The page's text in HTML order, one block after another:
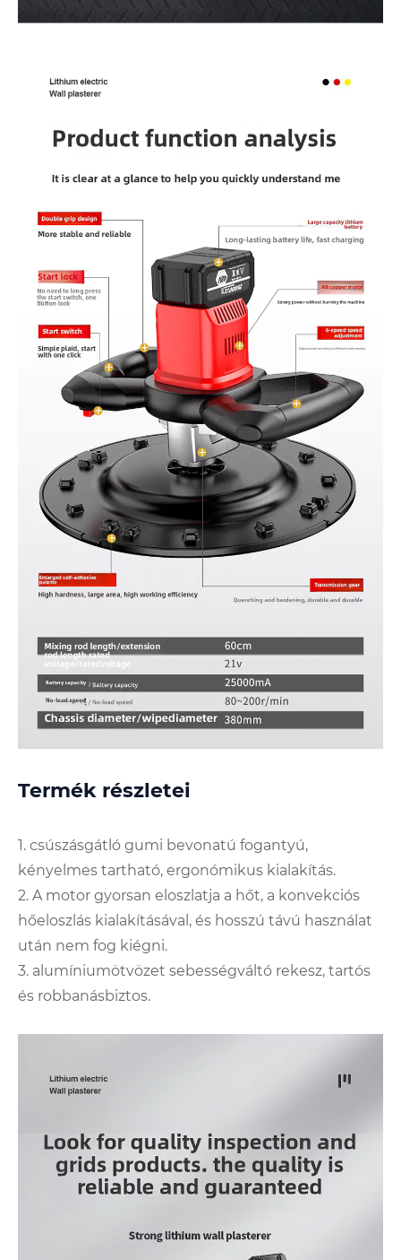
Termék részletei
1. csúszásgátló gumi bevonatú fogantyú,
kényelmes tartható, ergonómikus kialakítás.
2. A motor gyorsan eloszlatja a hőt, a konvekciós
hőeloszlás kialakításával, és hosszú távú használat
után nem fog kiégni.
3. alumíniumötvözet sebességváltó rekesz, tartós
és robbanásbiztos.